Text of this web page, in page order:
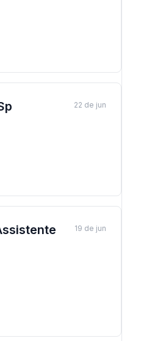
22 de jun
19 de jun